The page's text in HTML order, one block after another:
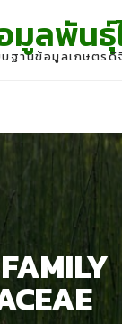
มูลพันธุ์
บฐานข้อมูลเกษตรดิ
FAMILY